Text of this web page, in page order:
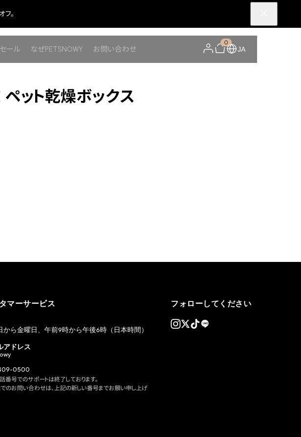
オフ。
ール なぜPETSNOWY お問い合わせ
0
JA
ット乾燥ボックス
マーサービス
から金曜日、午前9時から午後6時（日本時間）
アドレス
0500
番号でのサポートは終了しております。
のお問い合わせは、上記の新しい番号までお願い申し上げ
フォローしてください